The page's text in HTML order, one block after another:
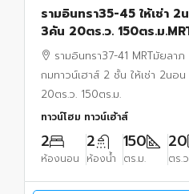
รามอินทรา35-45 ให้เช่า
3คัน 20ตร.ว. 150ตร.ม
MRTรามอินทรา39 1.5 กม
รามอินทรา37-41 MRTมัยลา
กมทาวน์เฮาส์ 2 ชั้น ให้เช่า 2นอ
20ตร.ว. 150ตร.ม.
ทาวน์โฮม ทาวน์เฮ้าส์
2
ห้องนอน
2
ห้องน้ำ
150
ตร.ม.
20
ตร.